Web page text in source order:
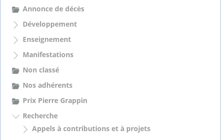
e
Annonce de décès
Développement
Enseignement
Manifestations
Non classé
Nos adhérents
Prix Pierre Grappin
Recherche
Appels à contributions et à projets